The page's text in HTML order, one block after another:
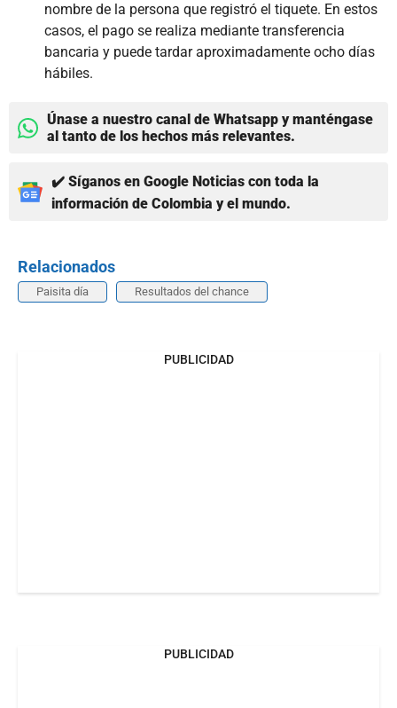
nombre de la persona que registró el tiquete. En estos
casos, el pago se realiza mediante transferencia
bancaria y puede tardar aproximadamente ocho días
hábiles.
Únase a nuestro canal de Whatsapp y manténgase
al tanto de los hechos más relevantes.
✔️ Síganos en Google Noticias con toda la
información de Colombia y el mundo.
Relacionados
Paisita día Resultados del chance
PUBLICIDAD
PUBLICIDAD